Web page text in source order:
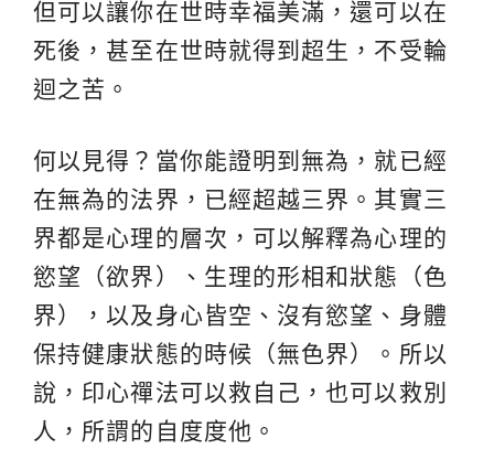
但可以讓你在世時幸福美滿，還可以在
死後，甚至在世時就得到超生，不受輪
迴之苦。
何以見得？當你能證明到無為，就已經
在無為的法界，已經超越三界。其實三
界都是心理的層次，可以解釋為心理的
慾望（欲界）、生理的形相和狀態（色
界），以及身心皆空、沒有慾望、身體
保持健康狀態的時候（無色界）。所以
說，印心禪法可以救自己，也可以救別
人，所謂的自度度他。